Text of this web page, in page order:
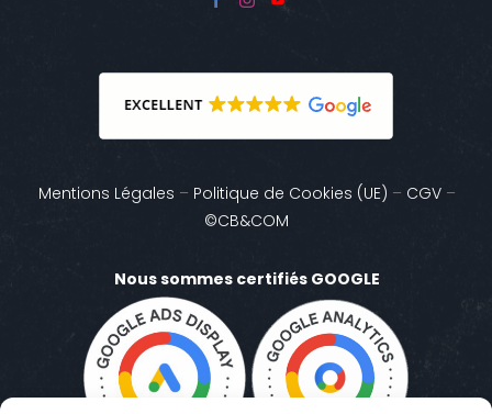
Mentions Légales – Politique de Cookies (UE) – CGV–
©CB&COM
Nous sommes certifiés GOOGLE